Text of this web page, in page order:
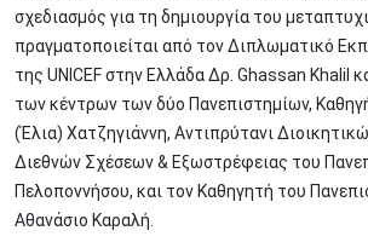
σχεδιασμός για τη δημιουργία του
πραγματοποιείται από τον Διπλωματικό
της UNICEF στην Ελλάδα Δρ. Ghassan Khalil
των κέντρων των δύο Πανεπιστημίων,
(Έλια) Χατζηγιάννη, Αντιπρύτανι
Διεθνών Σχέσεων & Εξωστρέφειας του
Πελοποννήσου, και τον Καθηγητή του
Αθανάσιο Καραλή.